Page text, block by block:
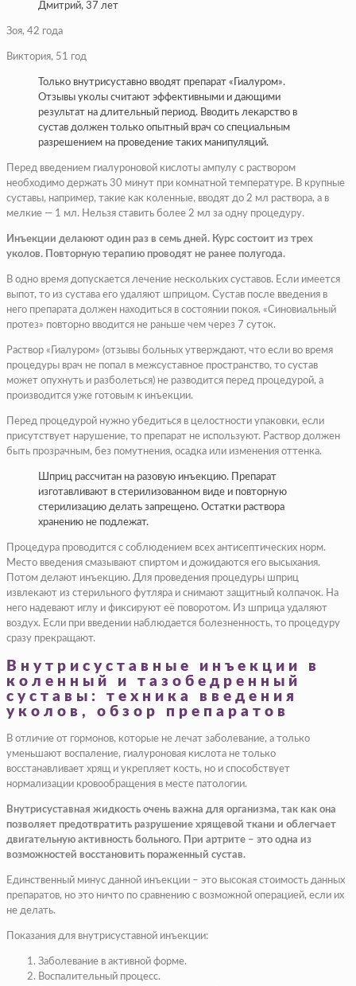
Дмитрий, 37 лет
Зоя, 42 года
Виктория, 51 год
Только внутрисуставно вводят препарат «Гиалуром».
Отзывы уколы считают эффективными и дающими
результат на длительный период. Вводить лекарство в
сустав должен только опытный врач со специальным
разрешением на проведение таких манипуляций.
Перед введением гиалуроновой кислоты ампулу с раствором
необходимо держать 30 минут при комнатной температуре. В крупные
суставы, например, такие как коленные, вводят до 2 мл раствора, а в
мелкие — 1 мл. Нельзя ставить более 2 мл за одну процедуру.
Инъекции делаюют один раз в семь дней. Курс состоит из трех
уколов. Повторную терапию проводят не ранее полугода.
В одно время допускается лечение нескольких суставов. Если имеется
выпот, то из сустава его удаляют шприцом. Сустав после введения в
него препарата должен находиться в состоянии покоя. «Синовиальный
протез» повторно вводится не раньше чем через 7 суток.
Раствор «Гиалуром» (отзывы больных утверждают, что если во время
процедуры врач не попал в межсуставное пространство, то сустав
может опухнуть и разболеться) не разводится перед процедурой, а
производится уже готовым к инъекции.
Перед процедурой нужно убедиться в целостности упаковки, если
присутствует нарушение, то препарат не используют. Раствор должен
быть прозрачным, без помутнения, осадка или изменения оттенка.
Шприц рассчитан на разовую инъекцию. Препарат
изготавливают в стерилизованном виде и повторную
стерилизацию делать запрещено. Остатки раствора
хранению не подлежат.
Процедура проводится с соблюдением всех антисептических норм.
Место введения смазывают спиртом и дожидаются его высыхания.
Потом делают инъекцию. Для проведения процедуры шприц
извлекают из стерильного футляра и снимают защитный колпачок. На
него надевают иглу и фиксируют её поворотом. Из шприца удаляют
воздух. Если при введении наблюдается болезненность, то процедуру
сразу прекращают.
Внутрисуставные инъекции в
коленный и тазобедренный
суставы: техника введения
уколов, обзор препаратов
В отличие от гормонов, которые не лечат заболевание, а только
уменьшают воспаление, гиалуроновая кислота не только
восстанавливает хрящ и укрепляет кость, но и способствует
нормализации кровообращения в месте патологии.
Внутрисуставная жидкость очень важна для организма, так как она
позволяет предотвратить разрушение хрящевой ткани и облегчает
двигательную активность больного. При артрите – это одна из
возможностей восстановить пораженный сустав.
Единственный минус данной инъекции – это высокая стоимость данных
препаратов, но это ничто по сравнению с возможной операцией, если их
не делать.
Показания для внутрисуставной инъекции:
Заболевание в активной форме.
Воспалительный процесс.